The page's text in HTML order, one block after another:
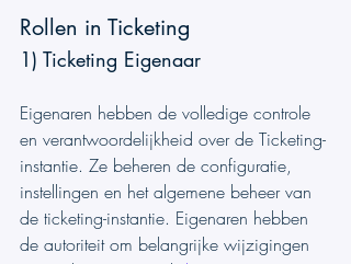
Rollen in Ticketing
1) Ticketing Eigenaar
Eigenaren hebben de volledige controle
en verantwoordelijkheid over de Ticketing-
instantie. Ze beheren de configuratie,
instellingen en het algemene beheer van
de ticketing-instantie. Eigenaren hebben
de autoriteit om belangrijke wijzigingen